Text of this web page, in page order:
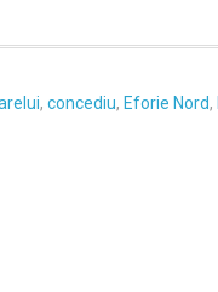
, concediu, Eforie Nord,